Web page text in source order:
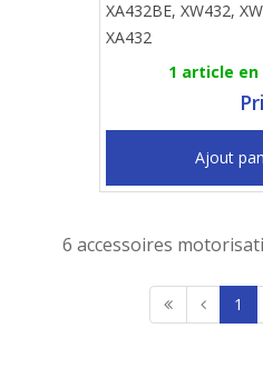
XA432BE, XW432,
XA432
1 article
Ajout
6 accessoires
1